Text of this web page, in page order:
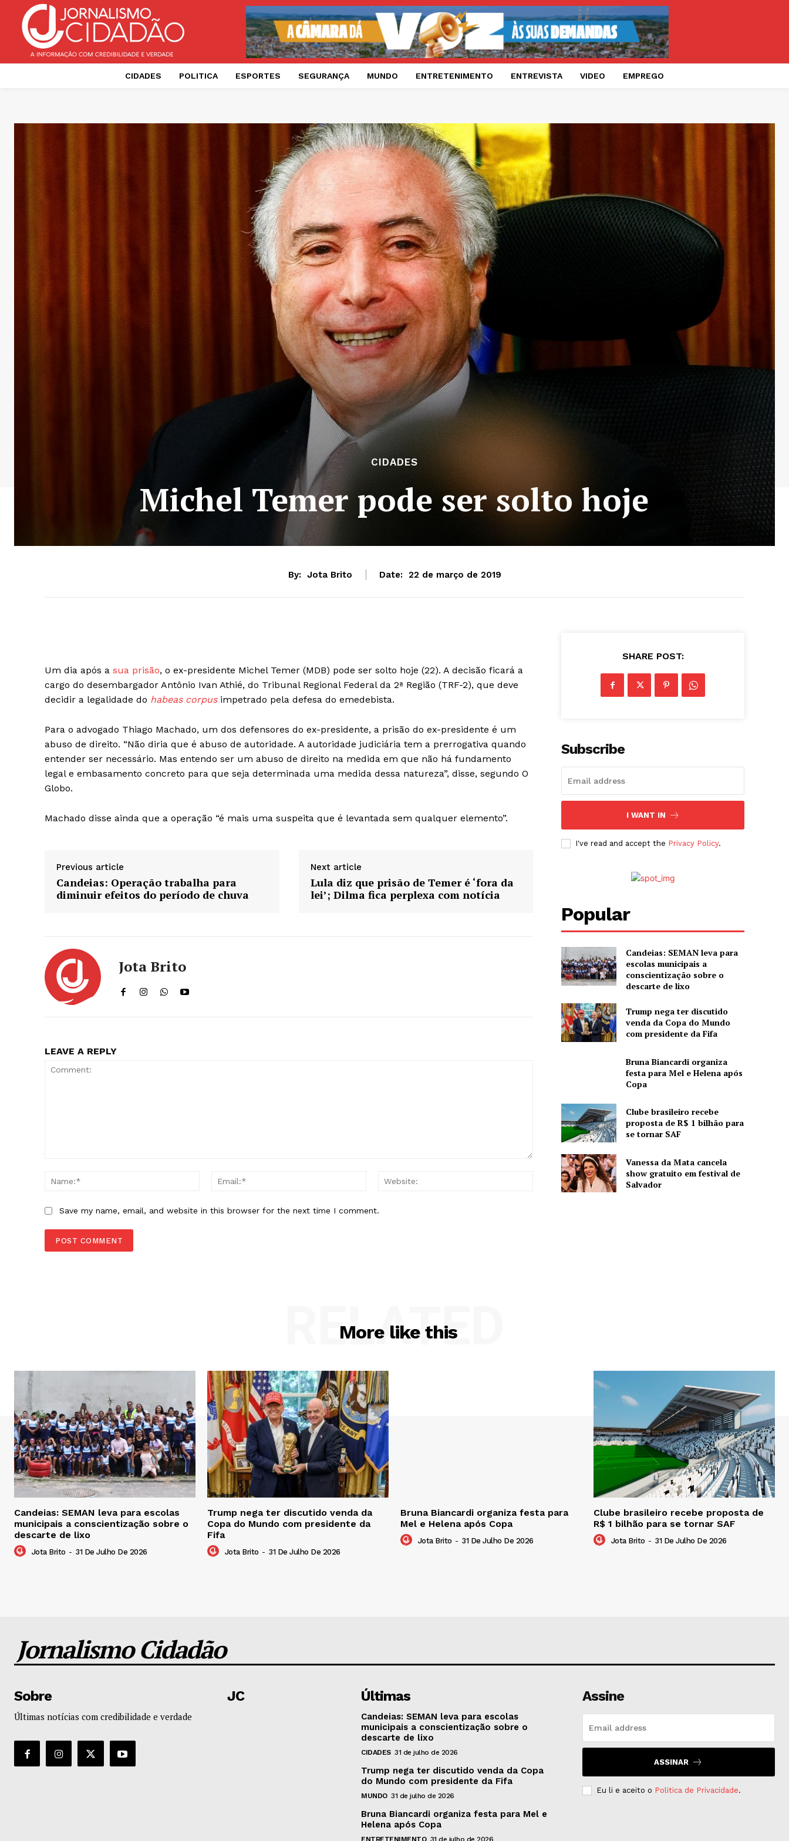
CIDADES POLITICA ESPORTES SEGURANÇA MUNDO ENTRETENIMENTO ENTREVISTA VIDEO EMPREGO
CIDADES
Michel Temer pode ser solto hoje
By: Jota Brito Date: 22 de março de 2019
Um dia após a sua prisão, o ex-presidente Michel Temer (MDB) pode ser solto hoje (22). A decisão ficará a
cargo do desembargador Antônio Ivan Athié, do Tribunal Regional Federal da 2ª Região (TRF-2), que deve
decidir a legalidade do habeas corpusimpetrado pela defesa do emedebista.
Para o advogado Thiago Machado, um dos defensores do ex-presidente, a prisão do ex-presidente é um
abuso de direito. “Não diria que é abuso de autoridade. A autoridade judiciária tem a prerrogativa quando
entender ser necessário. Mas entendo ser um abuso de direito na medida em que não há fundamento
legal e embasamento concreto para que seja determinada uma medida dessa natureza”, disse, segundo O
Globo.
Machado disse ainda que a operação “é mais uma suspeita que é levantada sem qualquer elemento”.
Previous article
Candeias: Operação trabalha para
diminuir efeitos do período de chuva
Next article
Lula diz que prisão de Temer é ‘fora da
lei’; Dilma fica perplexa com notícia
Jota Brito
LEAVE A REPLY
Name:*
Email:* Website:
Save my name, email, and website in this browser for the next time I comment.
SHARE POST:
Subscribe
I WANT IN
I've read and accept the Privacy Policy.
Popular
Candeias: SEMAN leva para
escolas municipais a
conscientização sobre o
descarte de lixo
Trump nega ter discutido
venda da Copa do Mundo
com presidente da Fifa
Bruna Biancardi organiza
festa para Mel e Helena após
Copa
Clube brasileiro recebe
proposta de R$ 1 bilhão para
se tornar SAF
Vanessa da Mata cancela
show gratuito em festival de
Salvador
More like this
RELATED
Candeias: SEMAN leva para escolas
municipais a conscientização sobre o
descarte de lixo
Jota Brito - 31 De Julho De 2026
Trump nega ter discutido venda da
Copa do Mundo com presidente da
Fifa
Jota Brito - 31 De Julho De 2026
Bruna Biancardi organiza festa para
Mel e Helena após Copa
Jota Brito - 31 De Julho De 2026
Clube brasileiro recebe proposta de
R$ 1 bilhão para se tornar SAF
Jota Brito - 31 De Julho De 2026
Jornalismo Cidadão
Sobre
Últimas notícias com credibilidade e verdade
JC Últimas
Candeias: SEMAN leva para escolas
municipais a conscientização sobre o
descarte de lixo
CIDADES 31 de julho de 2026
Trump nega ter discutido venda da Copa
do Mundo com presidente da Fifa
MUNDO 31 de julho de 2026
Bruna Biancardi organiza festa para Mel e
Helena após Copa
Assine
ASSINAR
Eu li e aceito o Politica de Privacidade.